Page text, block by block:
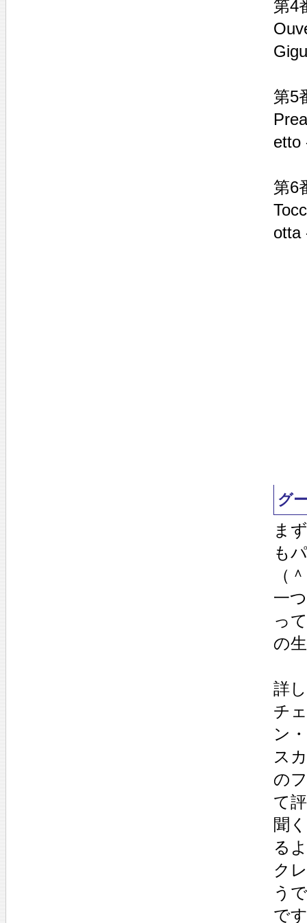
第4
第5
etto
第6
otta
グ
ま
も
（
一
っ
の
詳
チ
ン
ス
の
て
聞
る
ク
う
で